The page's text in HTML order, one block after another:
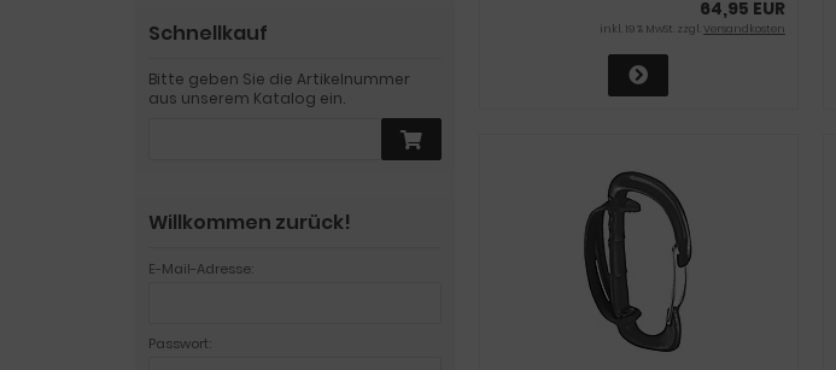
64,95 EUR
inkl. 19 % MwSt. zzgl.Versandkosten
Schnellkauf
Bitte geben Sie die Artikelnummer
aus unserem Katalog ein.
Willkommen zurück!
E-Mail-Adresse:
Passwort: